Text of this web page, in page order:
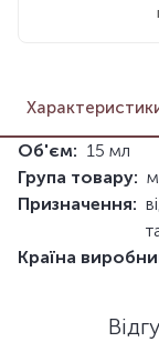
Об'єм: 15 мл
Група товару:
Призначення:
Країна